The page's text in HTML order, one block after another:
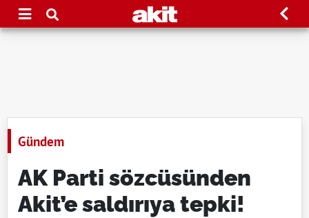
Gündem
AK Parti sözcüsünden
Akit’e saldırıya tepki!